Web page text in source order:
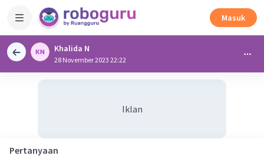
Masuk
Khalida N
28 November 2023 22:22
Iklan
Pertanyaan